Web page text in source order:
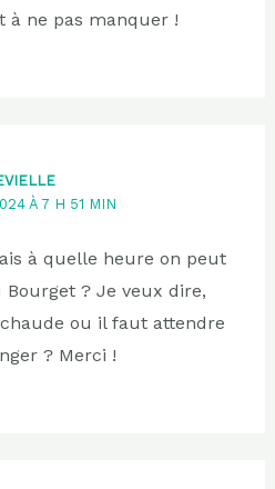
à ne pas manquer !
À 7 H 51 MIN
à quelle heure on peut
? Je veux dire,
ou il faut attendre
? Merci !